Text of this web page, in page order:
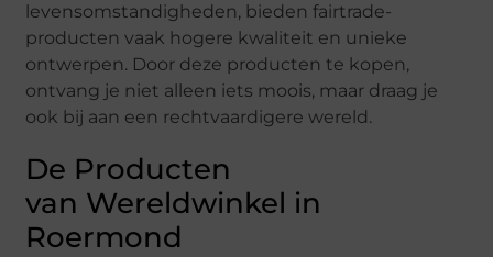
levensomstandigheden, bieden fairtrade-
producten vaak hogere kwaliteit en unieke
ontwerpen. Door deze producten te kopen,
ontvang je niet alleen iets moois, maar draag je
ook bij aan een rechtvaardigere wereld.
De Producten
van Wereldwinkel in
Roermond